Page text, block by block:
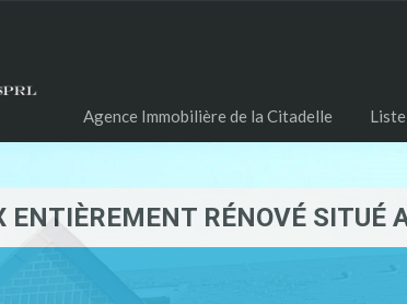
Agence Immobilière de la Citadelle
ENTIÈREMENT RÉNOVÉ SITUÉ